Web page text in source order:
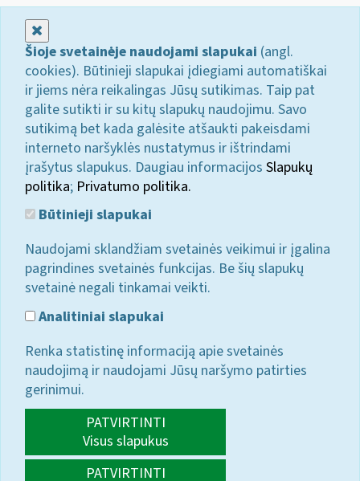
Šioje svetainėje naudojami slapukai (angl.
cookies). Būtinieji slapukai įdiegiami automatiškai
ir jiems nėra reikalingas Jūsų sutikimas. Taip pat
galite sutikti ir su kitų slapukų naudojimu. Savo
sutikimą bet kada galėsite atšaukti pakeisdami
interneto naršyklės nustatymus ir ištrindami
įrašytus slapukus. Daugiau informacijos Slapukų
politika; Privatumo politika.
Būtinieji slapukai
Naudojami sklandžiam svetainės veikimui ir įgalina
pagrindines svetainės funkcijas. Be šių slapukų
svetainė negali tinkamai veikti.
Analitiniai slapukai
Renka statistinę informaciją apie svetainės
naudojimą ir naudojami Jūsų naršymo patirties
gerinimui.
PATVIRTINTI
Visus slapukus
PATVIRTINTI